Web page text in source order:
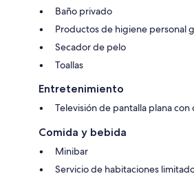
Baño privado
Productos de higiene personal
Secador de pelo
Toallas
Entretenimiento
Televisión de pantalla plana con
Comida y bebida
Minibar
Servicio de habitaciones